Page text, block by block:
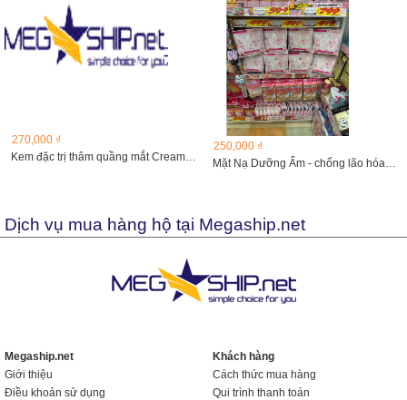
270,000 ₫
250,000 ₫
Mặt Nạ Dưỡng Ẩm - chống lão hóa Sakura Ururi Facial Mask...
Dịch vụ mua hàng hộ tại Megaship.net
Megaship.net
Giới thiệu
Điều khoản sử dụng
Khách hàng
Cách thức mua hàng
Qui trình thanh toán